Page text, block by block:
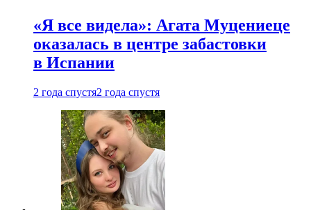
«Я все видела»: Агата Муцениеце
оказалась в центре забастовки
в Испании
2 года спустя2 года спустя